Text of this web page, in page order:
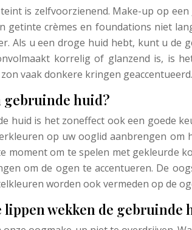
is zelfvoorzienend. Make-up op
getinte crèmes en foundations niet
Als u een droge huid hebt, kunt u
korrelig of glanzend is, is
vaak donkere kringen
gebruinde huid?
huid is het zoneffect ook een goede
op uw ooglid aanbrengen
moment om te spelen met gekleurde
om de ogen te accentueren. De
worden ook vermeden op de
lippen wekken de gebruinde